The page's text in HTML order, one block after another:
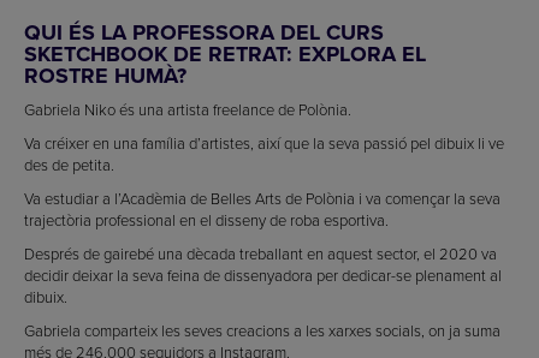
QUI ÉS LA PROFESSORA DEL CURS
SKETCHBOOK DE RETRAT: EXPLORA EL
ROSTRE HUMÀ?
Gabriela Niko és una artista freelance de Polònia.
Va créixer en una família d’artistes, així que la seva passió pel dibuix li ve
des de petita.
Va estudiar a l’Acadèmia de Belles Arts de Polònia i va començar la seva
trajectòria professional en el disseny de roba esportiva.
Després de gairebé una dècada treballant en aquest sector, el 2020 va
decidir deixar la seva feina de dissenyadora per dedicar-se plenament al
dibuix.
Gabriela comparteix les seves creacions a les xarxes socials, on ja suma
més de 246.000 seguidors a Instagram.